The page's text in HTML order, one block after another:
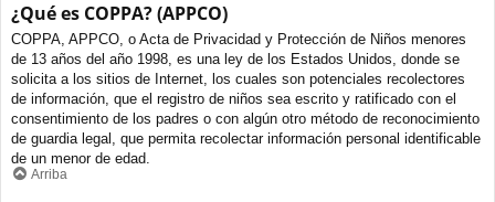
¿Qué es COPPA? (APPCO)
COPPA, APPCO, o Acta de Privacidad y Protección de Niños menores
de 13 años del año 1998, es una ley de los Estados Unidos, donde se
solicita a los sitios de Internet, los cuales son potenciales recolectores
de información, que el registro de niños sea escrito y ratificado con el
consentimiento de los padres o con algún otro método de reconocimiento
de guardia legal, que permita recolectar información personal identificable
de un menor de edad.
Arriba